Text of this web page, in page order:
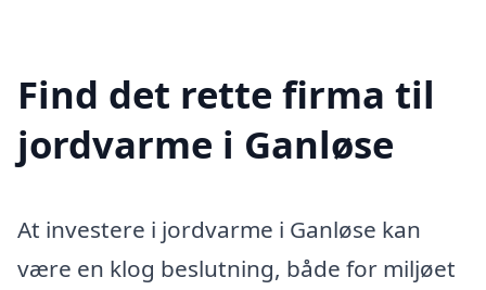
Find det rette firma til
jordvarme i Ganløse
At investere i jordvarme i Ganløse kan
være en klog beslutning, både for miljøet